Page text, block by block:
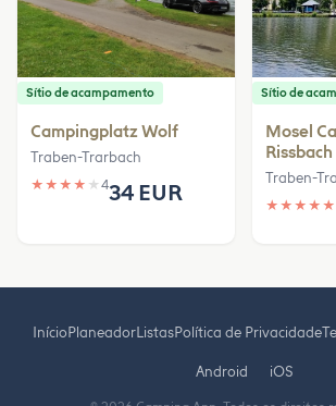
Sítio de acampamento
Campingplatz Wolf
Traben-Trarbach
★ ★ ★ ★ ★ 434 EUR
Sítio de
Mosel
Rissbach
Traben-
★ ★ ★ ★ ★
Início Planeador ListasPolítica de Privacidade
Android iOS